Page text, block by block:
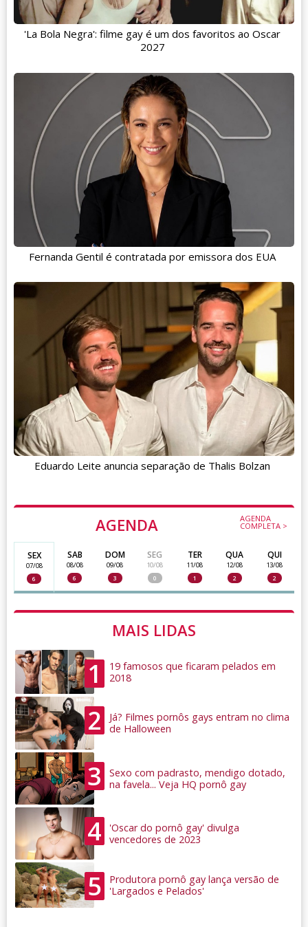
AGENDA AGENDA
COMPLETA >
SEX
07/08
6
SAB
08/08
6
DOM
09/08
3
SEG
10/08
0
TER
11/08
1
QUA
12/08
2
QUI
13/08
2
MAIS LIDAS
1
19 famosos que ficaram pelados em
2018
2
Já? Filmes pornôs gays entram no clima
de Halloween
3
Sexo com padrasto, mendigo dotado,
na favela... Veja HQ pornô gay
4
'Oscar do pornô gay' divulga
vencedores de 2023
5
Produtora pornô gay lança versão de
'Largados e Pelados'
'La Bola Negra': filme gay é um dos favoritos ao Oscar
2027
Fernanda Gentil é contratada por emissora dos EUA
Eduardo Leite anuncia separação de Thalis Bolzan